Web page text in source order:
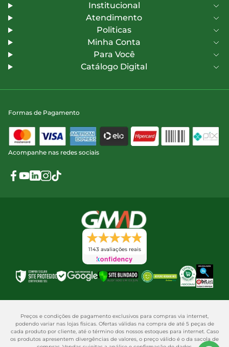
Institucional
Atendimento
Politicas
Minha Conta
Para Você
Catálogo Digital
Formas de Pagamento
Acompanhe nas redes sociais
1143 avaliações reais
Preços e condições de pagamento exclusivos para compras via internet,
podendo variar nas lojas físicas. Ofertas válidas na compra de até 5 peças de
cada produto por cliente, até o término dos nossos estoques para internet. Caso
os produtos apresentem divergências de valores, o preço válido é o da sacola de